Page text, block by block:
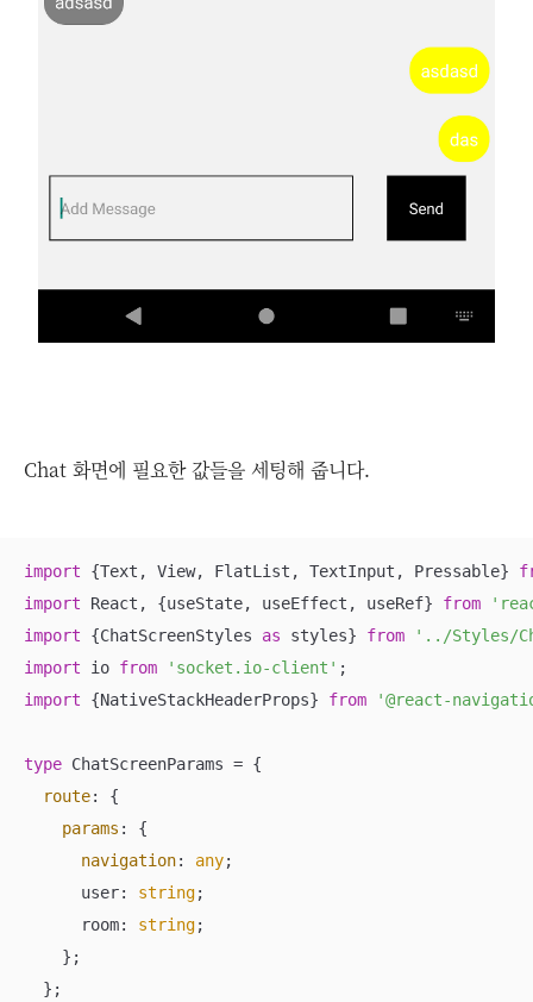
Chat 화면에 필요한 값들을 세팅해 줍니다.
import {Text, View, FlatList, TextInput, Pressable}
import React, {useState, useEffect, useRef} from
import {ChatScreenStyles as styles} from
'../Styles/
import io from 'socket.io-client'
import {NativeStackHeaderProps} from '@react-
type ChatScreenParams = {
route: {
params : {
navigation: any;
      user:
string;
      room:
string;
    };
  };